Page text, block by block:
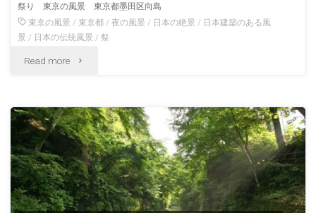
銀
杏
並
東
京
の
風
祭り 東京の風景 東京都墨田区向島
東京の風景 / 東京都 /夜の風景 / 日本の絶景 / 日本建築のある風
景 / 日本の伝統風景 /祭
Read more "祭
の
夜
の
牛